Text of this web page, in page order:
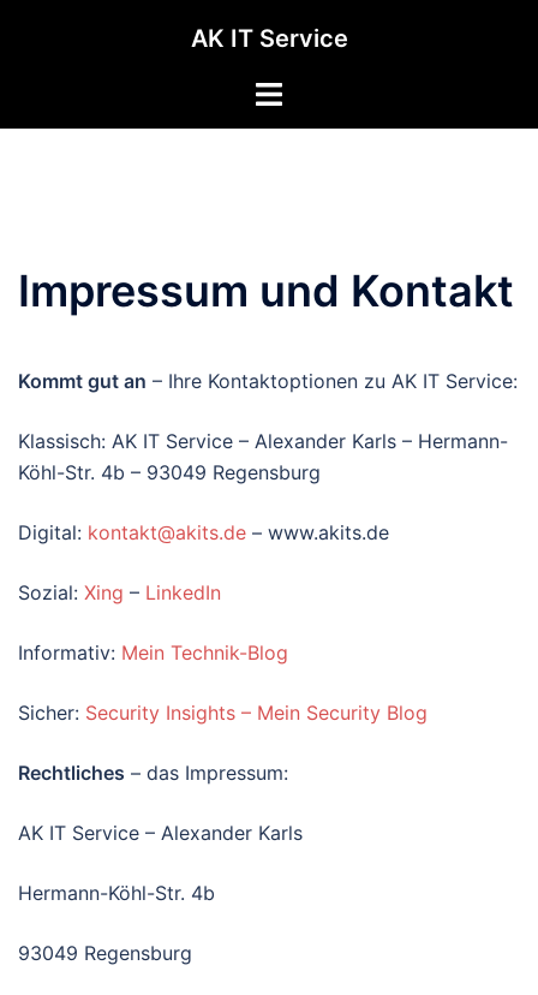
AK IT Service
Impressum und Kontakt
Kommt gut an – Ihre Kontaktoptionen zu AK IT Service:
Klassisch: AK IT Service – Alexander Karls – Hermann-
Köhl-Str. 4b – 93049 Regensburg
Digital: kontakt@akits.de – www.akits.de
Sozial: Xing – LinkedIn
Informativ: Mein Technik-Blog
Sicher: Security Insights – Mein Security Blog
Rechtliches – das Impressum:
AK IT Service – Alexander Karls
Hermann-Köhl-Str. 4b
93049 Regensburg